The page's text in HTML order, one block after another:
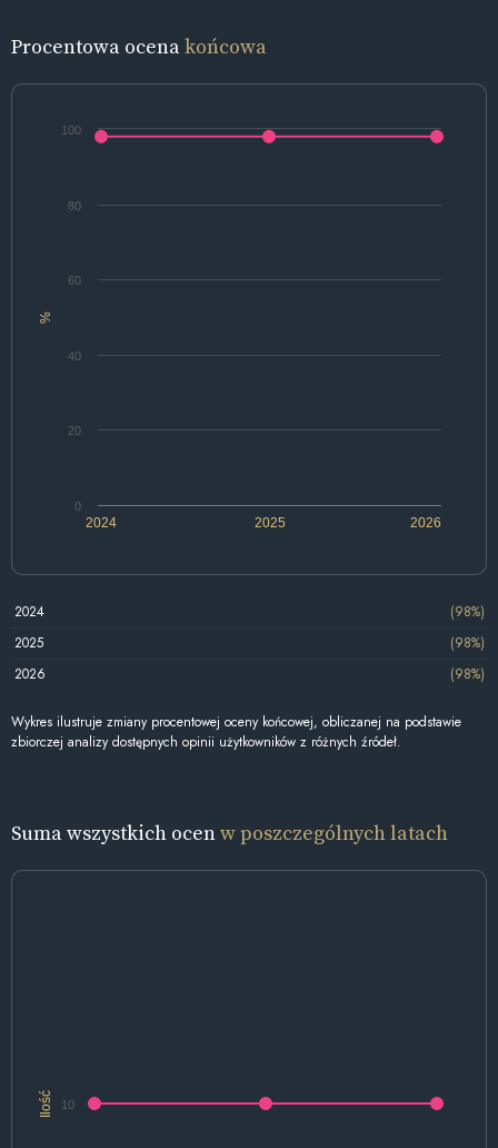
Procentowa ocenakońcowa
%
2024 2025 2026
0
20
40
60
80
100
2024
(98%)
2025
(98%)
2026
(98%)
Wykres ilustruje zmiany procentowej oceny końcowej, obliczanej na podstawie
zbiorczej analizy dostępnych opinii użytkowników z różnych źródeł.
Suma wszystkich ocenw poszczególnych latach
Ilość 10